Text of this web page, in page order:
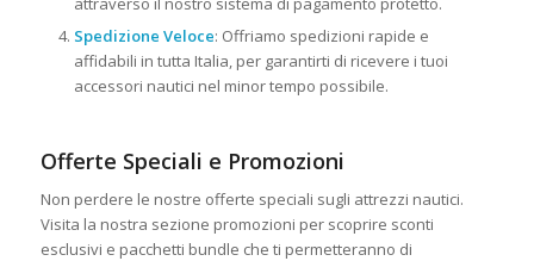
Spedizione Veloce: Offriamo spedizioni rapide e
affidabili in tutta Italia, per garantirti di ricevere i tuoi
accessori nautici nel minor tempo possibile.
Offerte Speciali e Promozioni
Non perdere le nostre offerte speciali sugli attrezzi nautici.
Visita la nostra sezione promozioni per scoprire sconti
esclusivi e pacchetti bundle che ti permetteranno di